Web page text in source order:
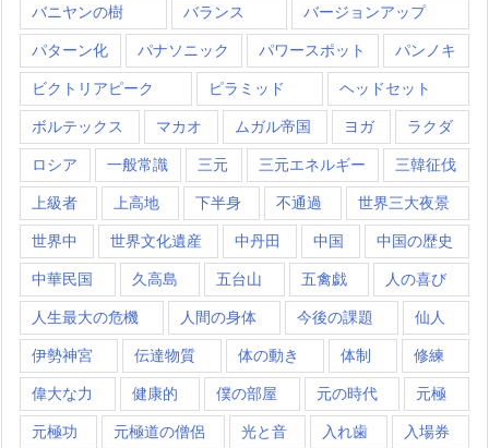
バニヤンの樹 バランス バージョンアップ
パターン化 パナソニック パワースポット パンノキ
ビクトリアピーク ピラミッド ヘッドセット
ボルテックス マカオ ムガル帝国 ヨガ ラクダ
ロシア 一般常識 三元 三元エネルギー 三韓征伐
上級者 上高地 下半身 不通過 世界三大夜景
世界中 世界文化遺産 中丹田 中国 中国の歴史
中華民国 久高島 五台山 五禽戯 人の喜び
人生最大の危機 人間の身体 今後の課題 仙人
伊勢神宮 伝達物質 体の動き 体制 修練
偉大な力 健康的 僕の部屋 元の時代 元極
元極功 元極道の僧侶 光と音 入れ歯 入場券